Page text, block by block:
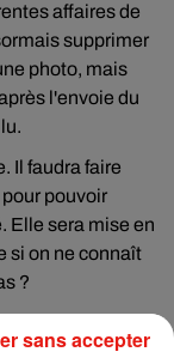
affaires de
supprimer
photo, mais
l'envoie du
Il faudra faire
pouvoir
Elle sera mise en
si on ne connaît
?
sans accepter